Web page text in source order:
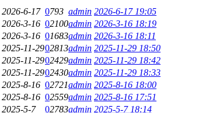
2026-6-17 0793 admin 2026-6-17 19:05
2026-3-16 02100admin 2026-3-16 18:19
2026-3-16 01683admin 2026-3-16 18:11
2025-11-2902813admin 2025-11-29 18:50
2025-11-2902429admin 2025-11-29 18:42
2025-11-2902430admin 2025-11-29 18:33
2025-8-16 02721admin 2025-8-16 18:00
2025-8-16 02559admin 2025-8-16 17:51
2025-5-7 02783admin 2025-5-7 18:14